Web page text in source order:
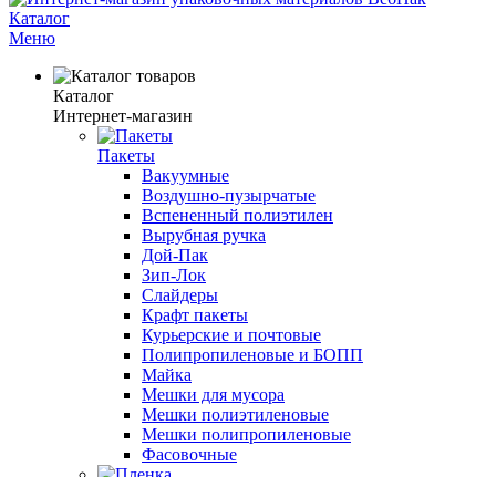
Каталог
Меню
Каталог
Интернет-магазин
Пакеты
Вакуумные
Воздушно-пузырчатые
Вспененный полиэтилен
Вырубная ручка
Дой-Пак
Зип-Лок
Слайдеры
Крафт пакеты
Курьерские и почтовые
Полипропиленовые и БОПП
Майка
Мешки для мусора
Мешки полиэтиленовые
Мешки полипропиленовые
Фасовочные